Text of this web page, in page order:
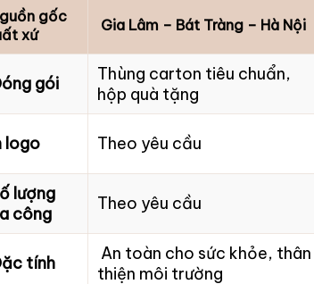
gốc
xứ
Gia Lâm – Bát Tràng – Hà Nội
gói
Thùng carton tiêu chuẩn,
hộp quà tặng
logo Theo yêu cầu
lượng
công
Theo yêu cầu
tính
An toàn cho sức khỏe, thân
thiện môi trường